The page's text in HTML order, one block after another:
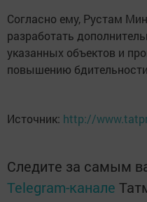
Согласно ему, Рустам
разработать
указанных объектов и
повышению
Источник: http://
Следите за самым
Telegram-канале